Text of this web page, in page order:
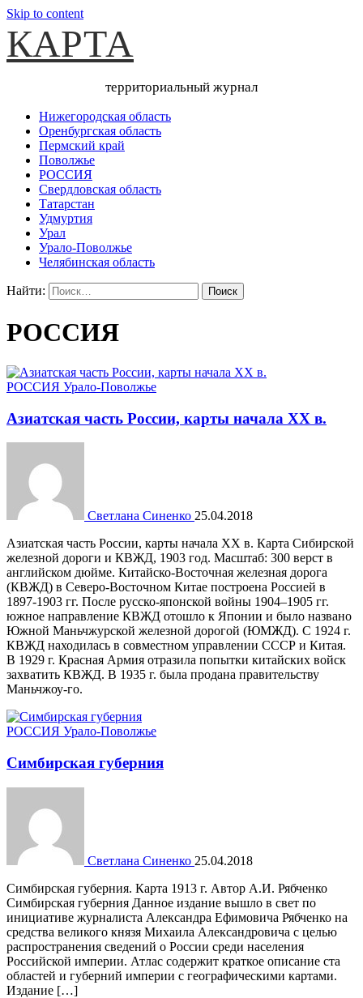
Skip to content
КАРТА
территориальный журнал
Нижегородская область
Оренбургская область
Пермский край
Поволжье
РОССИЯ
Свердловская область
Татарстан
Удмуртия
Урал
Урало-Поволжье
Челябинская область
Найти:
РОССИЯ
РОССИЯ Урало-Поволжье
Азиатская часть России, карты начала XX в.
Светлана Синенко 25.04.2018
Азиатская часть России, карты начала XX в. Карта Сибирской
железной дороги и КВЖД, 1903 год. Масштаб: 300 верст в
английском дюйме. Китайско-Восточная железная дорога
(КВЖД) в Северо-Восточном Китае построена Россией в
1897-1903 гг. После русско-японской войны 1904–1905 гг.
южное направление КВЖД отошло к Японии и было названо
Южной Маньчжурской железной дорогой (ЮМЖД). С 1924 г.
КВЖД находилась в совместном управлении СССР и Китая.
В 1929 г. Красная Армия отразила попытки китайских войск
захватить КВЖД. В 1935 г. была продана правительству
Маньчжоу-го.
РОССИЯ Урало-Поволжье
Cимбирская губерния
Светлана Синенко 25.04.2018
Cимбирская губерния. Карта 1913 г. Автор А.И. Рябченко
Cимбирская губерния Данное издание вышло в свет по
инициативе журналиста Александра Ефимовича Рябченко на
средства великого князя Михаила Александровича с целью
распространения сведений о России среди населения
Российской империи. Атлас содержит краткое описание ста
областей и губерний империи с географическими картами.
Издание […]